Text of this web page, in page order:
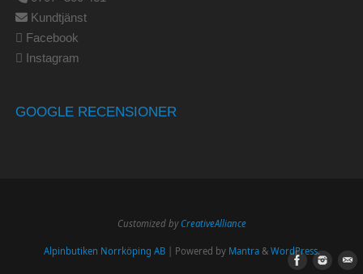
Kundtjänst
Facebook
Instagram
GOOGLE RECENSIONER
Customized byCreativeAlliance
Alpinbutiken Norrköping AB| Powered by Mantra& WordPress.